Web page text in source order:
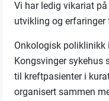
Vi har ledig vikariat
utvikling og erfaringer
Onkologisk poliklinikk
Kongsvinger sykehus
til kreftpasienter i
organisert sammen